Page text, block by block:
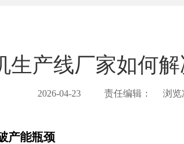
生产线厂家如何
2026-04-23 责任编辑： 浏览
产能瓶颈